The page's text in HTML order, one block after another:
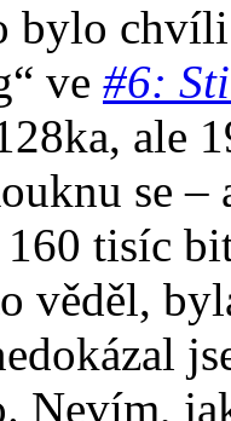
bylo
ve #6:
ale
se –
tisíc
věděl,
Nevím,